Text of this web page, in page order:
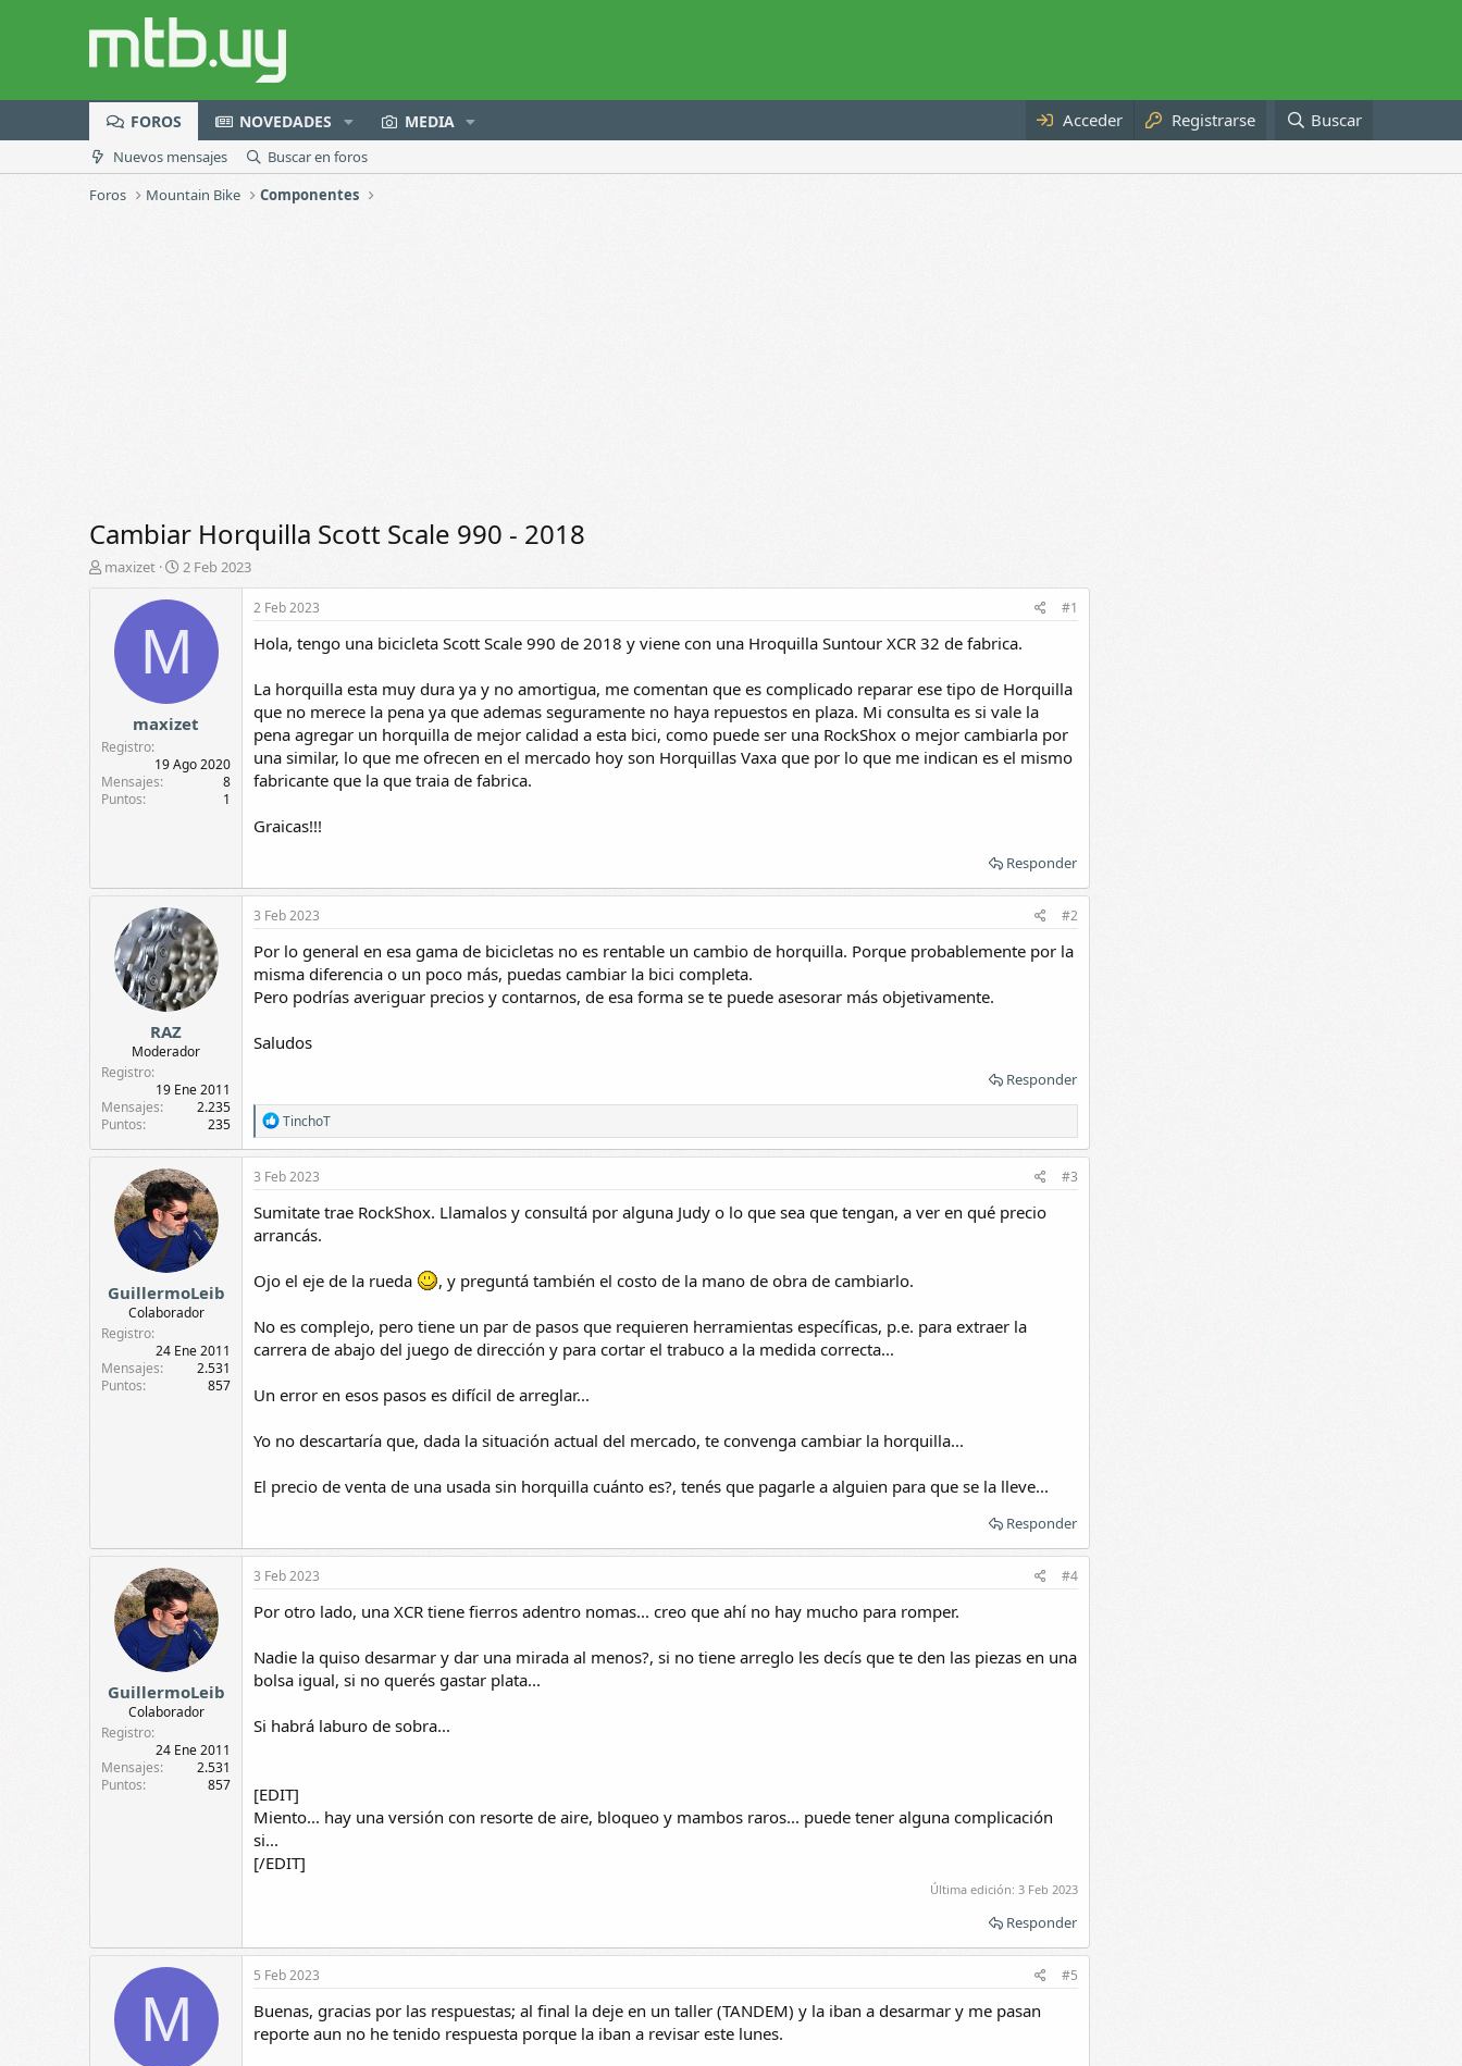
FOROS NOVEDADES MEDIA Acceder Registrarse Buscar
Nuevos mensajes
Buscar en foros
Foros
Mountain Bike Componentes
Cambiar Horquilla Scott Scale 990 - 2018
A
u
maxizet
F
e
c
a
i
n
c
2 Feb 2023
M
maxizet
Registro
19 Ago 2020
Mensajes
8
Puntos
1
2 Feb 2023 #1
Hola, tengo una bicicleta Scott Scale 990 de 2018 y viene con una Hroquilla Suntour XCR 32 de fabrica.
La horquilla esta muy dura ya y no amortigua, me comentan que es complicado reparar ese tipo de Horquilla
que no merece la pena ya que ademas seguramente no haya repuestos en plaza. Mi consulta es si vale la
pena agregar un horquilla de mejor calidad a esta bici, como puede ser una RockShox o mejor cambiarla por
una similar, lo que me ofrecen en el mercado hoy son Horquillas Vaxa que por lo que me indican es el mismo
fabricante que la que traia de fabrica.
Graicas!!!
Responder
RAZ
Moderador
Registro
19 Ene 2011
Mensajes
2.235
Puntos
235
3 Feb 2023 #2
Por lo general en esa gama de bicicletas no es rentable un cambio de horquilla. Porque probablemente por la
misma diferencia o un poco más, puedas cambiar la bici completa.
Pero podrías averiguar precios y contarnos, de esa forma se te puede asesorar más objetivamente.
Saludos
Responder
R
e
a
c
i
o
n
s
TinchoT
GuillermoLeib
Colaborador
Registro
24 Ene 2011
Mensajes
2.531
Puntos
857
3 Feb 2023 #3
Sumitate trae RockShox. Llamalos y consultá por alguna Judy o lo que sea que tengan, a ver en qué precio
arrancás.
Ojo el eje de la rueda , y preguntá también el costo de la mano de obra de cambiarlo.
No es complejo, pero tiene un par de pasos que requieren herramientas específicas, p.e. para extraer la
carrera de abajo del juego de dirección y para cortar el trabuco a la medida correcta...
Un error en esos pasos es difícil de arreglar...
Yo no descartaría que, dada la situación actual del mercado, te convenga cambiar la horquilla...
El precio de venta de una usada sin horquilla cuánto es?, tenés que pagarle a alguien para que se la lleve...
Responder
GuillermoLeib
Colaborador
Registro
24 Ene 2011
Mensajes
2.531
Puntos
857
3 Feb 2023 #4
Por otro lado, una XCR tiene fierros adentro nomas... creo que ahí no hay mucho para romper.
Nadie la quiso desarmar y dar una mirada al menos?, si no tiene arreglo les decís que te den las piezas en una
bolsa igual, si no querés gastar plata...
Si habrá laburo de sobra...
[EDIT]
Miento... hay una versión con resorte de aire, bloqueo y mambos raros... puede tener alguna complicación
si...
[/EDIT]
Última edición: 3 Feb 2023
Responder
M
5 Feb 2023 #5
Buenas, gracias por las respuestas; al final la deje en un taller (TANDEM) y la iban a desarmar y me pasan
reporte aun no he tenido respuesta porque la iban a revisar este lunes.